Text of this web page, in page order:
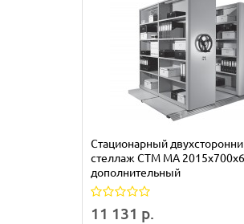
Стационарный
стеллаж СТМ МА
дополнительный
11 131 р.